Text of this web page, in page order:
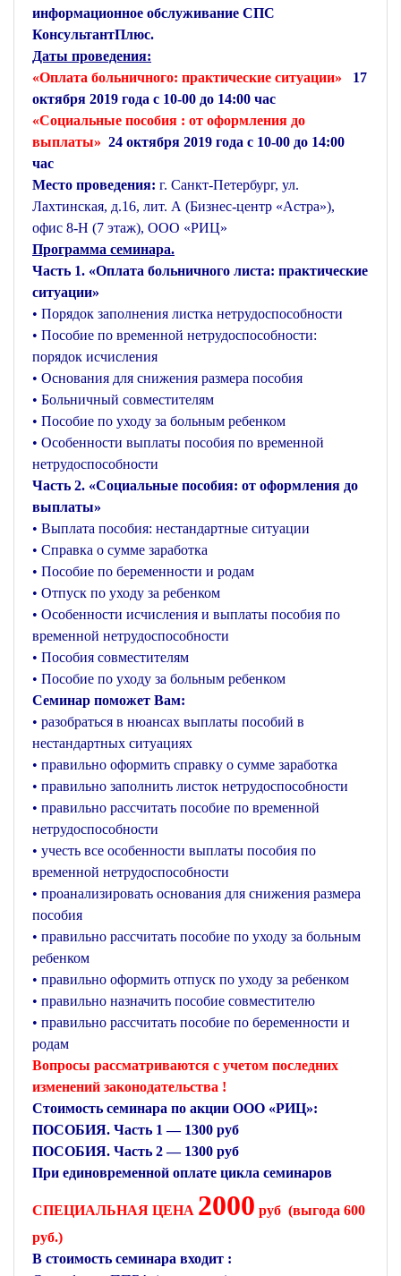
информационное обслуживание СПС
КонсультантПлюс.
Даты проведения:
«Оплата больничного: практические ситуации»
17
октября 2019 года с 10-00 до 14:00 час
«Социальные пособия : от оформления до
выплаты» 24 октября 2019 года с 10-00 до 14:00
час
Место проведения: г. Санкт-Петербург, ул.
Лахтинская, д.16, лит. А (Бизнес-центр «Астра»),
офис 8-Н (7 этаж), ООО «РИЦ»
Программа семинара.
Часть 1. «Оплата больничного листа: практические
ситуации»
• Порядок заполнения листка нетрудоспособности
• Пособие по временной нетрудоспособности:
порядок исчисления
• Основания для снижения размера пособия
• Больничный совместителям
• Пособие по уходу за больным ребенком
• Особенности выплаты пособия по временной
нетрудоспособности
Часть 2. «Социальные пособия: от оформления до
выплаты»
• Выплата пособия: нестандартные ситуации
• Справка о сумме заработка
• Пособие по беременности и родам
• Отпуск по уходу за ребенком
• Особенности исчисления и выплаты пособия по
временной нетрудоспособности
• Пособия совместителям
• Пособие по уходу за больным ребенком
Семинар поможет Вам:
• разобраться в нюансах выплаты пособий в
нестандартных ситуациях
• правильно оформить справку о сумме заработка
• правильно заполнить листок нетрудоспособности
• правильно рассчитать пособие по временной
нетрудоспособности
• учесть все особенности выплаты пособия по
временной нетрудоспособности
• проанализировать основания для снижения размера
пособия
• правильно рассчитать пособие по уходу за больным
ребенком
• правильно оформить отпуск по уходу за ребенком
• правильно назначить пособие совместителю
• правильно рассчитать пособие по беременности и
родам
Вопросы рассматриваются с учетом последних
изменений законодательства !
Стоимость семинара по акции ООО «РИЦ»:
ПОСОБИЯ. Часть 1 — 1300 руб
ПОСОБИЯ. Часть 2 — 1300 руб
При единовременной оплате цикла семинаров
СПЕЦИАЛЬНАЯ ЦЕНА 2000 руб (выгода 600
руб.)
В стоимость семинара входит :